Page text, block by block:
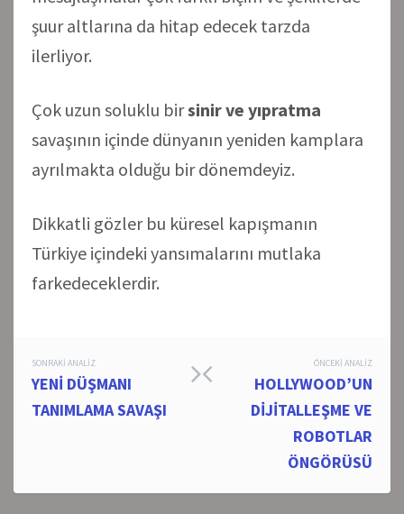
şuur altlarına da hitap edecek tarzda
ilerliyor.
Çok uzun soluklu birsinir ve yıpratma
savaşının içinde dünyanın yeniden kamplara
ayrılmakta olduğu bir dönemdeyiz.
Dikkatli gözler bu küresel kapışmanın
Türkiye içindeki yansımalarını mutlaka
farkedeceklerdir.
Post
navigation
ÖNCEKI ANALIZ
HOLLYWOOD’UN
DİJİTALLEŞME VE
ROBOTLAR
ÖNGÖRÜSÜ
SONRAKI ANALIZ
YENİ DÜŞMANI
TANIMLAMA SAVAŞI